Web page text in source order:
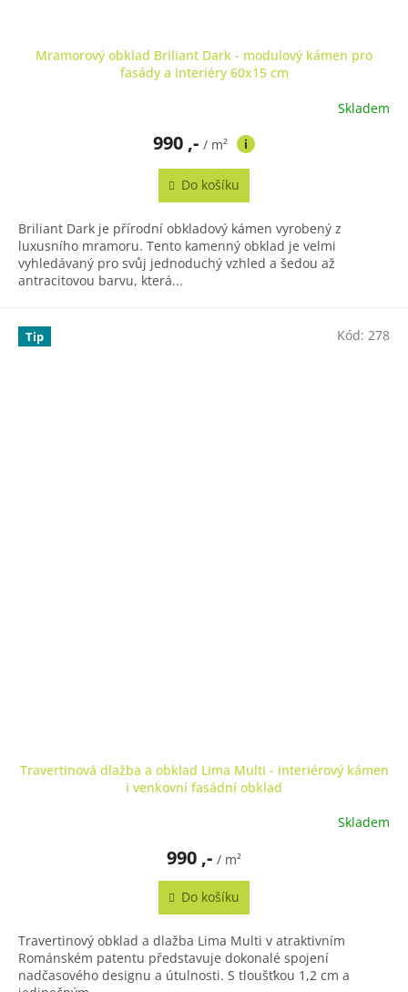
Mramorový obklad Briliant Dark - modulový kámen pro
fasády a interiéry 60x15 cm
hvězdiček.
Skladem
990 ,- / m²
Do košíku
Briliant Dark je přírodní obkladový kámen vyrobený z
luxusního mramoru. Tento kamenný obklad je velmi
vyhledávaný pro svůj jednoduchý vzhled a šedou až
antracitovou barvu, která...
Tip
Travertinová dlažba a obklad Lima Multi - interiérový kámen
i venkovní fasádní obklad
hvězdiček.
Skladem
990 ,- / m²
Do košíku
Travertinový obklad a dlažba Lima Multi v atraktivním
Románském patentu představuje dokonalé spojení
nadčasového designu a útulnosti. S tloušťkou 1,2 cm a
Kód: 278